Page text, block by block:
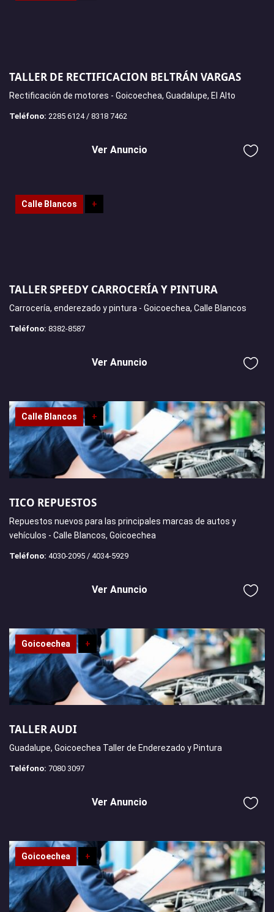
TALLER DE RECTIFICACION BELTRÁN VARGAS
Rectificación de motores - Goicoechea, Guadalupe, El Alto
Teléfono: 2285 6124 / 8318 7462
Ver Anuncio
Calle Blancos +
TALLER SPEEDY CARROCERÍA Y PINTURA
Carrocería, enderezado y pintura - Goicoechea, Calle Blancos
Teléfono: 8382-8587
Ver Anuncio
Calle Blancos +
TICO REPUESTOS
Repuestos nuevos para las principales marcas de autos y
vehículos - Calle Blancos, Goicoechea
Teléfono: 4030-2095 / 4034-5929
Ver Anuncio
Goicoechea +
TALLER AUDI
Guadalupe, Goicoechea Taller de Enderezado y Pintura
Teléfono: 7080 3097
Ver Anuncio
Goicoechea +